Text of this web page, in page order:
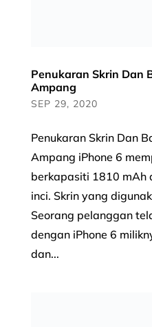
Penukaran Skrin Dan
Ampang
SEP 29, 2020
Penukaran Skrin Dan
Ampang iPhone 6
berkapasiti 1810 mAh
inci. Skrin yang
Seorang pelanggan
dengan iPhone 6
dan...